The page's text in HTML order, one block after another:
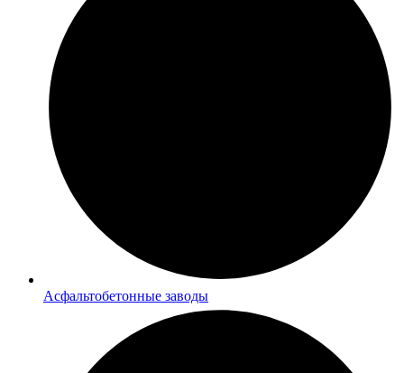
Асфальтобетонные заводы